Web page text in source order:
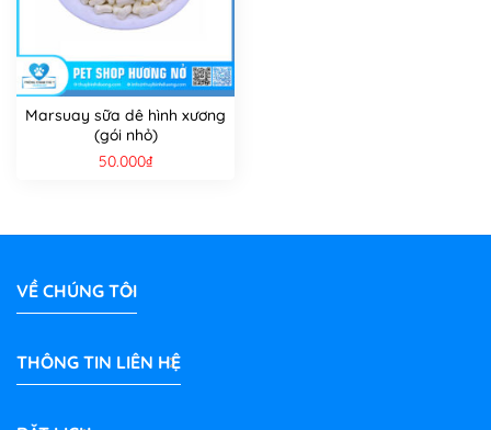
Marsuay sữa dê hình xương
(gói nhỏ)
50.000₫
VỀ CHÚNG TÔI
THÔNG TIN LIÊN HỆ